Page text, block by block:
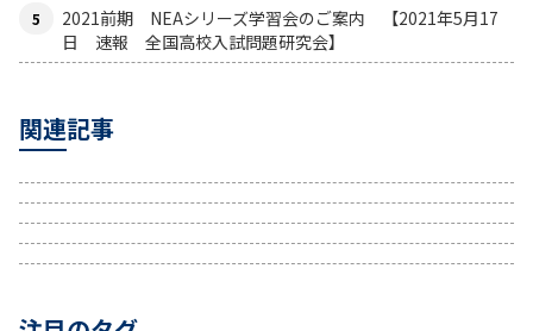
2021前期 NEAシリーズ学習会のご案内 【2021年5月17
日 速報 全国高校入試問題研究会】
関連記事